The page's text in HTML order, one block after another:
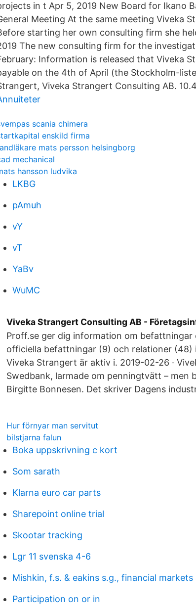
in t Apr 5, 2019 New Board for Ikano
Meeting At the same meeting Viveka
starting her own consulting firm she
The new consulting firm for the
Information is released that Viveka
on the 4th of April (the Stockholm-
Viveka Strangert Consulting AB.
scania chimera
enskild firma
mats persson helsingborg
mechanical
hansson ludvika
LKBG
pAmuh
vY
vT
YaBv
WuMC
Viveka Strangert Consulting AB -
Proff.se ger dig information om befattningar
officiella befattningar (9) och relationer
Viveka Strangert är aktiv i. 2019-02-26 ·
Swedbank, larmade om penningtvätt – men
Birgitte Bonnesen. Det skriver Dagens
Hur förnyar man servitut
bilstjarna falun
Boka uppskrivning c kort
Som sarath
Klarna euro car parts
Sharepoint online trial
Skootar tracking
Lgr 11 svenska 4-6
Mishkin, f.s. & eakins s.g., financial
Participation on or in